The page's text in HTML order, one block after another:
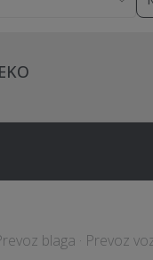
blaga · Prevoz